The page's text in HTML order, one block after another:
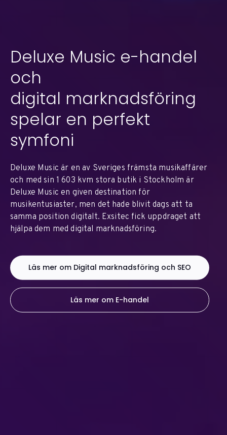
Deluxe Music e-handel
och
digital marknadsföring
spelar en perfekt
symfoni
Deluxe Music är en av Sveriges främsta musikaffärer
och med sin 1 603 kvm stora butik i Stockholm är
Deluxe Music en given destination för
musikentusiaster, men det hade blivit dags att ta
samma position digitalt. Exsitec fick uppdraget att
hjälpa dem med digital marknadsföring.
Läs mer om Digital marknadsföring och SEO
Läs mer om E-handel